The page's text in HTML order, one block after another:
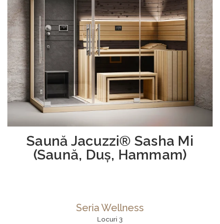
Saună Jacuzzi® Sasha Mi
(Saună, Duș, Hammam)
Seria Wellness
Locuri 3